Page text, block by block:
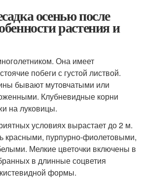
осенью после
растения и
Она имеет
побеги с густой листвой.
бывают мутовчатыми или
Клубневидные корни
на луковицы.
условиях вырастает до 2 м.
красными, пурпурно-фиолетовыми,
Мелкие цветочки включены в
в длинные соцветия
формы.